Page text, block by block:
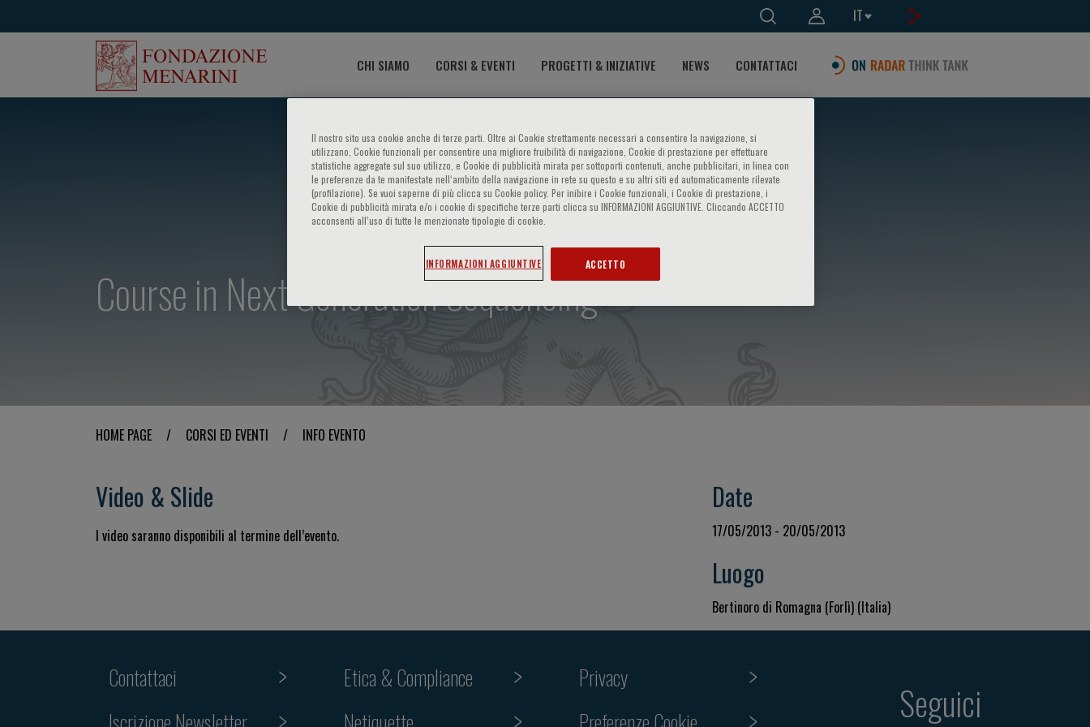
IT
CHI SIAMO CORSI & EVENTI PROGETTI & INIZIATIVE NEWS CONTATTACI
Course in Next Generation Sequencing
HOME PAGE / CORSI ED EVENTI / INFO EVENTO
Video & Slide
I video saranno disponibili al termine dell’evento.
Date
17/05/2013 - 20/05/2013
Luogo
Bertinoro di Romagna (Forlì) (Italia)
Contattaci
Etica & Compliance
Privacy
Seguici
Il nostro sito usa cookie anche di terze parti. Oltre ai Cookie strettamente necessari a consentire la navigazione, si
utilizzano, Cookie funzionali per consentire una migliore fruibilità di navigazione, Cookie di prestazione per effettuare
statistiche aggregate sul suo utilizzo, e Cookie di pubblicità mirata per sottoporti contenuti, anche pubblicitari, in linea con
le preferenze da te manifestate nell‘ambito della navigazione in rete su questo e su altri siti ed automaticamente rilevate
(profilazione). Se vuoi saperne di più clicca su Cookie policy. Per inibire i Cookie funzionali, i Cookie di prestazione, i
Cookie di pubblicità mirata e/o i cookie di specifiche terze parti clicca su INFORMAZIONI AGGIUNTIVE. Cliccando ACCETTO
acconsenti all’uso di tutte le menzionate tipologie di cookie.
INFORMAZIONI AGGIUNTIVE ACCETTO